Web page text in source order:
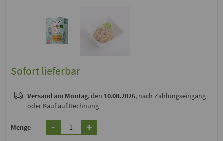
Sofort lieferbar
Versand am Montag, den 10.08.2026, nach Zahlungseingang
oder Kauf auf Rechnung
Menge - +